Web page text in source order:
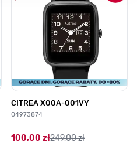
CITREA X00A-001VY
04973874
100,00 zł249,00 zł